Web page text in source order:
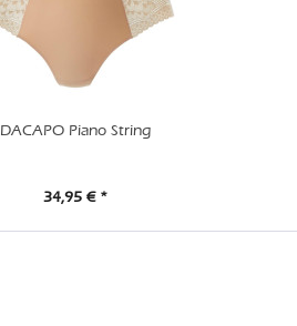
DACAPO Piano String
34,95 € *